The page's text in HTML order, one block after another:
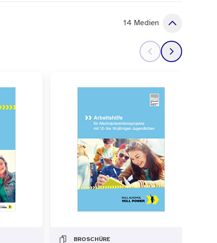
14 Medien
BROSCHÜRE